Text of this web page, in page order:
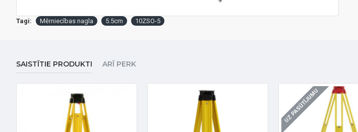
Tagi: Mērniecības nagla 5.5cm 10ZSO-5
SAISTĪTIE PRODUKTI ARĪ PERK
UZ PASŪTĪJUMU